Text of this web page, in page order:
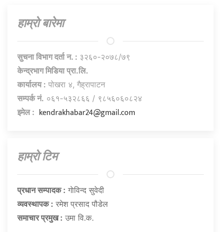
हाम्राे बारेमा
सुचना विभाग दर्ता न. : ३२६०-२०७८/७९
केन्द्रभाग मिडिया प्रा.लि.
कार्यालय : पोखरा ४, गैह्रापाटन
सम्पर्क नं. ०६१-५३२८६६ / ९८५६०६०८२४
इमेल : kendrakhabar24@gmail.com
हाम्राे टिम
प्रधान सम्पादक : गाेविन्द सुवेदी
व्यवस्थापक : रमेश प्रसाद पौडेल
समाचार प्रमुख : उमा वि.क.